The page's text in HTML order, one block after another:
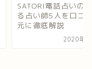
SATORI電話占いの
る占い師5人を口コ
元に徹底解説
2020年7